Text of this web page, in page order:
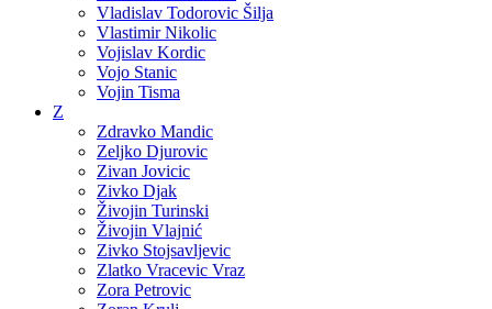
Vladislav Todorovic Šilja
Vlastimir Nikolic
Vojislav Kordic
Vojo Stanic
Vojin Tisma
Z
Zdravko Mandic
Zeljko Djurovic
Zivan Jovicic
Zivko Djak
Živojin Turinski
Živojin Vlajnić
Zivko Stojsavljevic
Zlatko Vracevic Vraz
Zora Petrovic